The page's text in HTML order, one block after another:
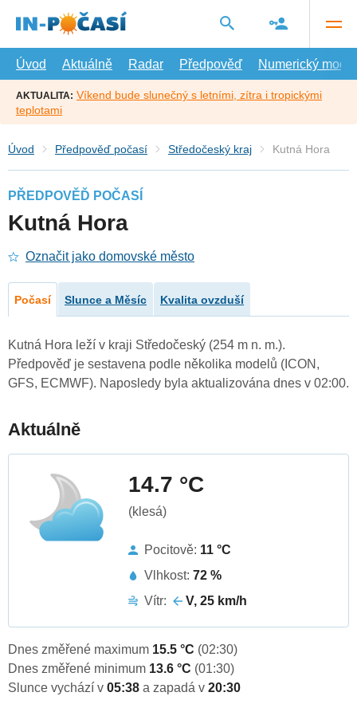
hlavní
Úvod
Aktuálně Radar Předpověď Numerický model
AKTUALITA: Víkend bude slunečný s letními, zítra i tropickými
teplotami
Úvod Předpověď počasí Středočeský kraj Kutná Hora
PŘEDPOVĚĎ POČASÍ
Kutná Hora
Označit jako domovské město
Počasí Slunce a Měsíc Kvalita ovzduší
Kutná Hora leží v kraji Středočeský (254 m n. m.).
Předpověď je sestavena podle několika modelů (ICON,
GFS, ECMWF). Naposledy byla aktualizována dnes v 02:00.
Aktuálně
14.7 °C
(klesá)
Pocitově: 11 °C
Vlhkost: 72 %
Vítr:
V, 25 km/h
Dnes změřené maximum 15.5 °C (02:30)
Dnes změřené minimum 13.6 °C (01:30)
Slunce vychází v 05:38 a zapadá v 20:30